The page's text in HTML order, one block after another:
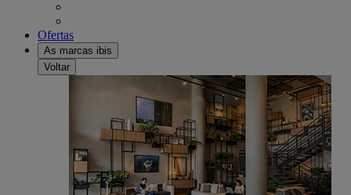
Ofertas
As marcas ibis
Voltar